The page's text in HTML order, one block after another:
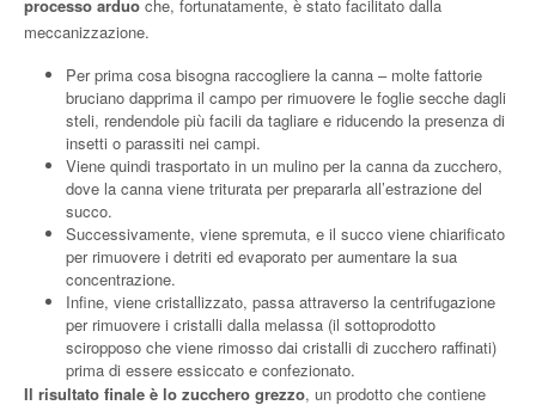
processo arduo che, fortunatamente, è stato facilitato dalla
meccanizzazione.
Per prima cosa bisogna raccogliere la canna – molte fattorie
bruciano dapprima il campo per rimuovere le foglie secche dagli
steli, rendendole più facili da tagliare e riducendo la presenza di
insetti o parassiti nei campi.
Viene quindi trasportato in un mulino per la canna da zucchero,
dove la canna viene triturata per prepararla all’estrazione del
succo.
Successivamente, viene spremuta, e il succo viene chiarificato
per rimuovere i detriti ed evaporato per aumentare la sua
concentrazione.
Infine, viene cristallizzato, passa attraverso la centrifugazione
per rimuovere i cristalli dalla melassa (il sottoprodotto
sciropposo che viene rimosso dai cristalli di zucchero raffinati)
prima di essere essiccato e confezionato.
Il risultato finale è lo zucchero grezzo, un prodotto che contiene